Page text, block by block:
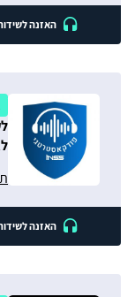
האזנה
האזנה